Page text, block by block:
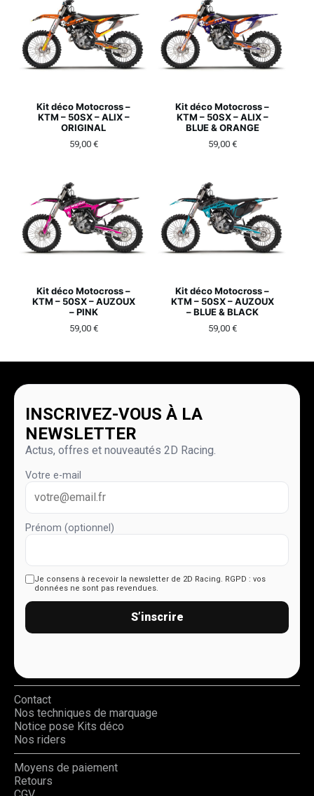
Kit déco Motocross –
KTM – 50SX – ALIX –
ORIGINAL
59,00 €
Kit déco Motocross –
KTM – 50SX – ALIX –
BLUE & ORANGE
59,00 €
Kit déco Motocross –
KTM – 50SX – AUZOUX
– PINK
59,00 €
Kit déco Motocross –
KTM – 50SX – AUZOUX
– BLUE & BLACK
59,00 €
INSCRIVEZ-VOUS À LA
NEWSLETTER
Actus, offres et nouveautés 2D Racing.
Votre e-mail
Prénom (optionnel)
Je consens à recevoir la newsletter de 2D Racing. RGPD : vos
données ne sont pas revendues.
S’inscrire
Contact
Nos techniques de marquage
Notice pose Kits déco
Nos riders
Moyens de paiement
Retours